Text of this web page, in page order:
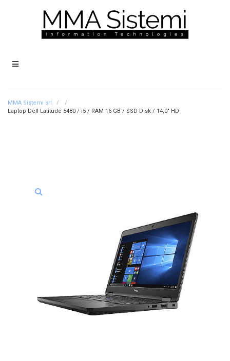
MMA Sistemi srl. /
/
Laptop Dell Latitude 5480 / i5 / RAM 16 GB / SSD Disk / 14,0″ HD